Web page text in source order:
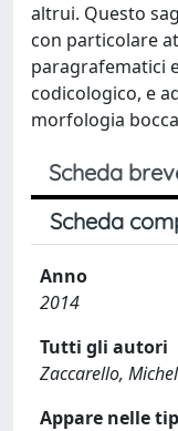
altrui. Questo
con particolare
paragrafematici
codicologico, e
morfologia
Scheda
Scheda
Anno
2014
Tutti gli autori
Zaccarello,
Appare nelle